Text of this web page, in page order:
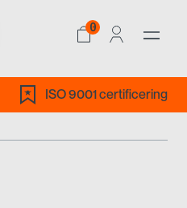
0
ISO 9001 certificering